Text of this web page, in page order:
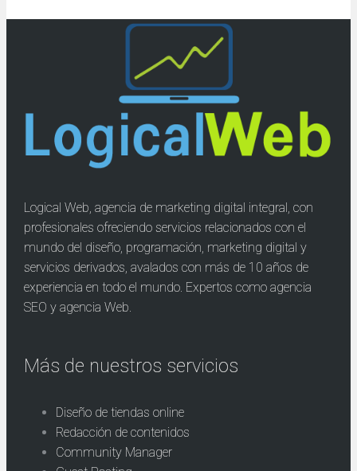
Logical Web, agencia de marketing digital integral, con
profesionales ofreciendo servicios relacionados con el
mundo del diseño, programación, marketing digital y
servicios derivados, avalados con más de 10 años de
experiencia en todo el mundo. Expertos como agencia
SEO y agencia Web.
Más de nuestros servicios
Diseño de tiendas online
Redacción de contenidos
Community Manager